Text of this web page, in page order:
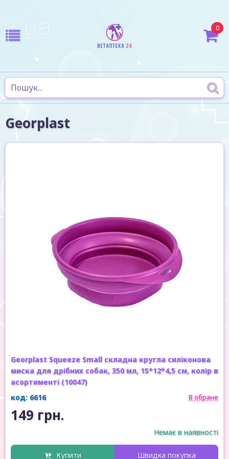
0
Georplast
Georplast Squeeze Small складна кругла силіконова
миска для дрібних собак, 350 мл, 15*12*4,5 см, колір в
асортименті (10047)
код: 6616
В обране
149 грн.
Немає в наявності
Купити Швидка покупка